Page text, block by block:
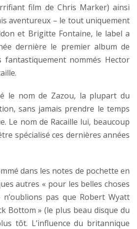
film de Chris Marker) ainsi
aventureux – le tout uniquement
et Brigitte Fontaine, le label a
dernière le premier album de
nommés Hector
le nom de Zazou, la plupart du
sans jamais prendre le temps
Le nom de Racaille lui, beaucoup
spécialisé ces dernières années
dans les notes de pochette en
autres « pour les belles choses
pas que Robert Wyatt
Bottom » (le plus beau disque du
tôt. L’influence du britannique